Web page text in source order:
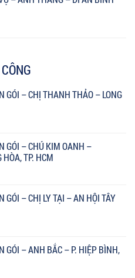
GÓI – CHỊ THANH THẢO – LONG
GÓI – CHÚ KIM OANH –
TP. HCM
GÓI – CHỊ LY TẠI – AN HỘI TÂY
GÓI – ANH BẮC – P. HIỆP BÌNH,